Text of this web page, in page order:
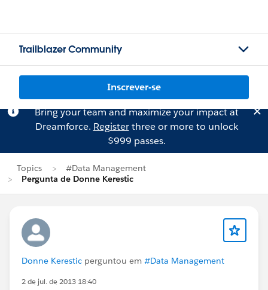
Trailblazer Community
Inscrever-se
Bring your team and maximize your impact at
Dreamforce. Registerthree or more to unlock
$999 passes.
Topics
#Data Management
Pergunta de Donne Kerestic
Donne Kerestic perguntou em #Data Management
2 de jul. de 2013 18:40